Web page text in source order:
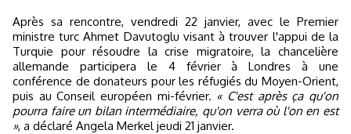
Après sa rencontre, vendredi 22 janvier, avec le Premier
ministre turc Ahmet Davutoglu visant à trouver l'appui de la
Turquie pour résoudre la crise migratoire, la chancelière
allemande participera le 4 février à Londres à une
conférence de donateurs pour les réfugiés du Moyen-Orient,
puis au Conseil européen mi-février. « C'est après ça qu'on
pourra faire un bilan intermédiaire, qu'on verra où l'on en est
», a déclaré Angela Merkel jeudi 21 janvier.